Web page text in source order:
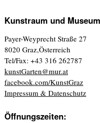
Kunstraum und Museum
Payer-Weyprecht Straße 27
8020 Graz,Österreich
Tel/Fax: +43 316 262787
kunstGarten@mur.at
facebook.com/KunstGraz
Impressum & Datenschutz
Öffnungszeiten: